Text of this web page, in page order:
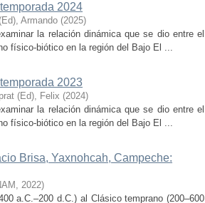
2024
Armando (2025)
la relación dinámica que se dio entre el
físico-biótico en la región del Bajo El ...
2023
(Ed), Felix (2024)
la relación dinámica que se dio entre el
físico-biótico en la región del Bajo El ...
Brisa, Yaxnohcah, Campeche:
, 2022)
a.C.–200 d.C.) al Clásico temprano (200–600